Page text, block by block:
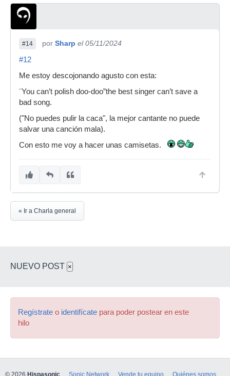
#14 por Sharp el 05/11/2024
#12
Me estoy descojonando agusto con esta:
¨You can’t polish doo-doo”the best singer can’t save a
bad song.
("No puedes pulir la caca", la mejor cantante no puede
salvar una canción mala).
Con esto me voy a hacer unas camisetas.
« Ir a Charla general
NUEVO POST ×
Regístrate o identifícate para poder postear en este
hilo
© 2026 Hispasonic Sonic Network Vende tu equipo Quiénes somos